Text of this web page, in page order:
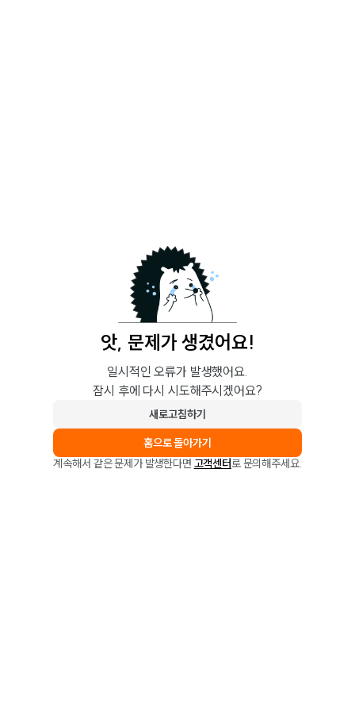
앗, 문제가 생겼어요!
일시적인 오류가 발생했어요.
잠시 후에 다시 시도해주시겠어요?
새로고침하기
홈으로 돌아가기
계속해서 같은 문제가 발생한다면 고객센터로 문의해주세요.